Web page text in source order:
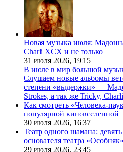
Новая музыка июля:
Charli XCX и не только
31 июля 2026, 19:15
В июле в мир большой
Слушаем новые альбомы
степени «выдержки» —
Strokes, а так же Tricky,
Как смотреть «Человека-
популярной киновселенной
30 июля 2026, 16:37
Театр одного шамана:
основателя театра
29 июля 2026, 23:45